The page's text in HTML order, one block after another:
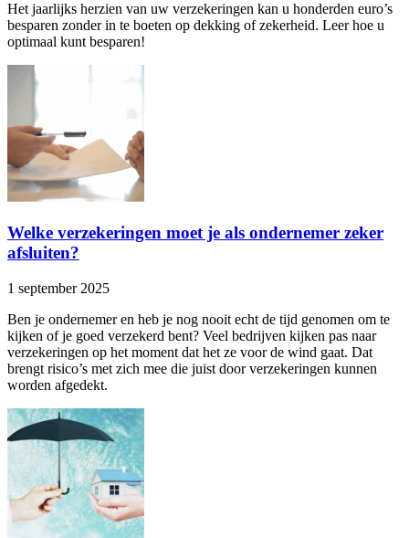
Het jaarlijks herzien van uw verzekeringen kan u honderden euro’s
besparen zonder in te boeten op dekking of zekerheid. Leer hoe u
optimaal kunt besparen!
Welke verzekeringen moet je als ondernemer zeker
afsluiten?
1 september 2025
Ben je ondernemer en heb je nog nooit echt de tijd genomen om te
kijken of je goed verzekerd bent? Veel bedrijven kijken pas naar
verzekeringen op het moment dat het ze voor de wind gaat. Dat
brengt risico’s met zich mee die juist door verzekeringen kunnen
worden afgedekt.